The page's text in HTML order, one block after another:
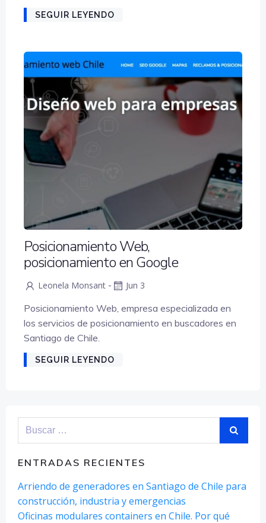
SEGUIR LEYENDO
Posicionamiento Web,
posicionamiento en Google
Leonela Monsant - Jun 3
Posicionamiento Web, empresa especializada en
los servicios de posicionamiento en buscadores en
Santiago de Chile.
SEGUIR LEYENDO
Buscar:
ENTRADAS RECIENTES
Arriendo de generadores en Santiago de Chile para
construcción, industria y emergencias
Oficinas modulares containers en Chile. Por qué